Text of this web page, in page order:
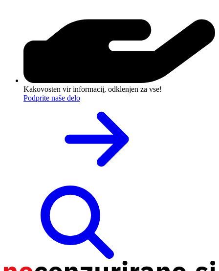
Kakovosten vir informacij, odklenjen za vse!
Podprite naše delo